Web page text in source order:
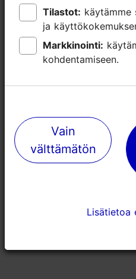
Tilastot:
ja
Markkinointi:
kohdentamiseen.
Vain
välttämätön
Lisätietoa
Tilastot:
ja
Markkinointi:
kohdentamiseen.
Vain
välttämätön
Lisätietoa